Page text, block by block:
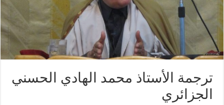
ترجمة الأستاذ محمد الهادي الحسني
الجزائري